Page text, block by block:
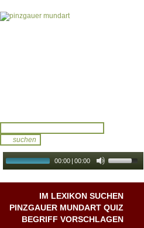
00:00 | 00:00
IM LEXIKON SUCHEN
PINZGAUER MUNDART QUIZ
BEGRIFF VORSCHLAGEN